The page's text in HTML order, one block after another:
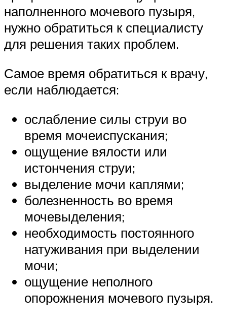
наполненного мочевого пузыря,
нужно обратиться к специалисту
для решения таких проблем.
Самое время обратиться к врачу,
если наблюдается:
ослабление силы струи во
время мочеиспускания;
ощущение вялости или
истончения струи;
выделение мочи каплями;
болезненность во время
мочевыделения;
необходимость постоянного
натуживания при выделении
мочи;
ощущение неполного
опорожнения мочевого пузыря.